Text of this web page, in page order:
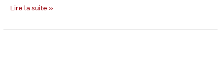
Lire la suite »